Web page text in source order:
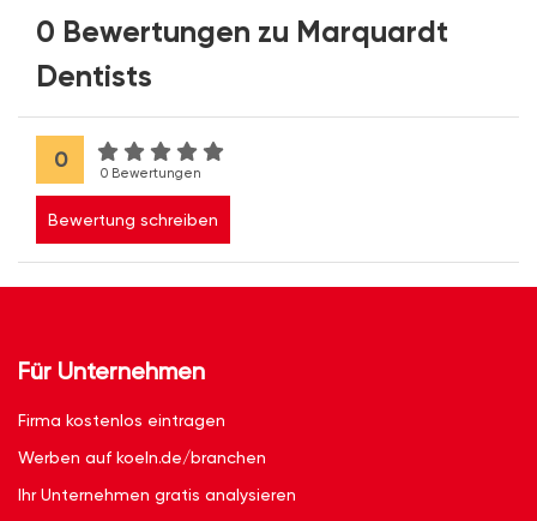
0 Bewertungen zu Marquardt
Dentists
0
0 Bewertungen
Bewertung schreiben
Für Unternehmen
Firma kostenlos eintragen
Werben auf koeln.de/branchen
Ihr Unternehmen gratis analysieren